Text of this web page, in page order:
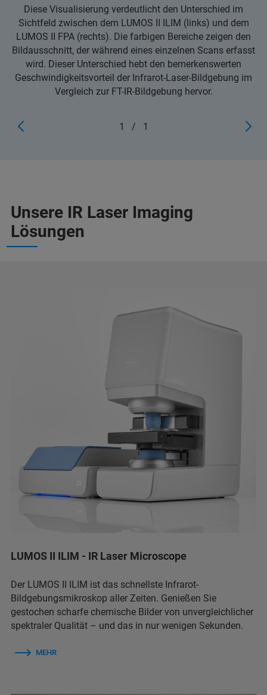
Diese Visualisierung verdeutlicht den Unterschied im
Sichtfeld zwischen dem LUMOS II ILIM (links) und dem
LUMOS II FPA (rechts). Die farbigen Bereiche zeigen den
Bildausschnitt, der während eines einzelnen Scans erfasst
wird. Dieser Unterschied hebt den bemerkenswerten
Geschwindigkeitsvorteil der Infrarot-Laser-Bildgebung im
Vergleich zur FT-IR-Bildgebung hervor.
1 / 1
Unsere IR Laser Imaging
Lösungen
LUMOS II ILIM - IR Laser Microscope
Der LUMOS II ILIM ist das schnellste Infrarot-
Bildgebungsmikroskop aller Zeiten. Genießen Sie
gestochen scharfe chemische Bilder von unvergleichlicher
spektraler Qualität – und das in nur wenigen Sekunden.
MEHR